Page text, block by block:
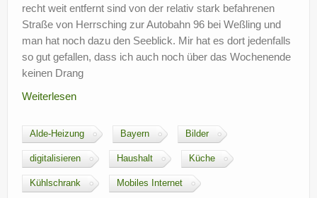
recht weit entfernt sind von der relativ stark befahrenen
Straße von Herrsching zur Autobahn 96 bei Weßling und
man hat noch dazu den Seeblick. Mir hat es dort jedenfalls
so gut gefallen, dass ich auch noch über das Wochenende
keinen Drang
Weiterlesen
Alde-Heizung Bayern Bilder
digitalisieren Haushalt Küche
Kühlschrank Mobiles Internet